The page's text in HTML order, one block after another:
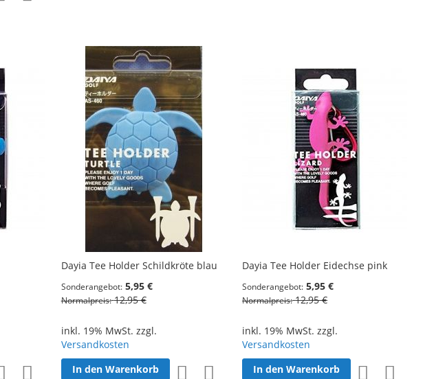
Dayia Tee Holder Schildkröte blau
Sonderangebot 5,95 €
Normalpreis 12,95 €
inkl. 19% MwSt. zzgl.
Versandkosten
In den Warenkorb
Dayia Tee Holder Eidechse pink
Sonderangebot 5,95 €
Normalpreis 12,95 €
inkl. 19% MwSt. zzgl.
Versandkosten
In den Warenkorb